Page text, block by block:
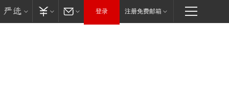
登录 注册免费邮箱